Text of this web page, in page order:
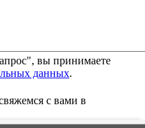
вы принимаете
данных.
с вами в